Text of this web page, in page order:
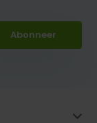
Abonneer